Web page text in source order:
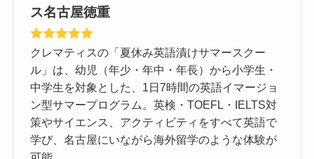
ス名古屋徳重
クレマティスの「夏休み英語漬けサマースクー
ル」は、幼児（年少・年中・年長）から小学生・
中学生を対象とした、1日7時間の英語イマージョ
ン型サマープログラム。英検・TOEFL・IELTS対
策やサイエンス、アクティビティをすべて英語で
学び、名古屋にいながら海外留学のような体験が